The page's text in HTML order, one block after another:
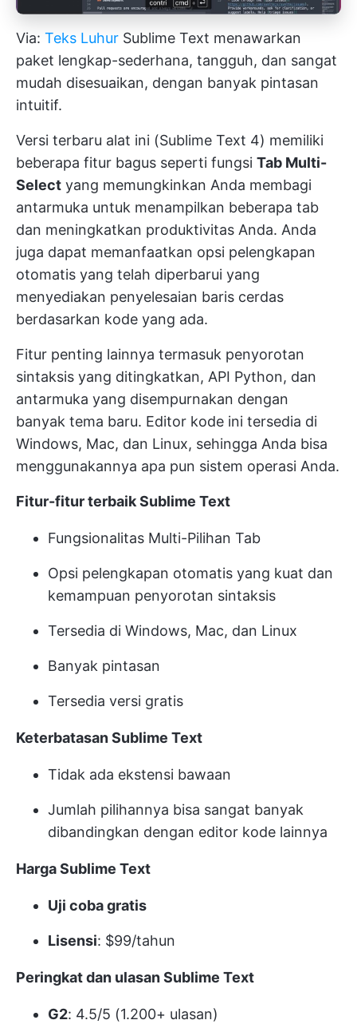
Via: Teks Luhur Sublime Text menawarkan
paket lengkap-sederhana, tangguh, dan sangat
mudah disesuaikan, dengan banyak pintasan
intuitif.
Versi terbaru alat ini (Sublime Text 4) memiliki
beberapa fitur bagus seperti fungsi Tab Multi-
Select yang memungkinkan Anda membagi
antarmuka untuk menampilkan beberapa tab
dan meningkatkan produktivitas Anda. Anda
juga dapat memanfaatkan opsi pelengkapan
otomatis yang telah diperbarui yang
menyediakan penyelesaian baris cerdas
berdasarkan kode yang ada.
Fitur penting lainnya termasuk penyorotan
sintaksis yang ditingkatkan, API Python, dan
antarmuka yang disempurnakan dengan
banyak tema baru. Editor kode ini tersedia di
Windows, Mac, dan Linux, sehingga Anda bisa
menggunakannya apa pun sistem operasi Anda.
Fitur-fitur terbaik Sublime Text
Fungsionalitas Multi-Pilihan Tab
Opsi pelengkapan otomatis yang kuat dan
kemampuan penyorotan sintaksis
Tersedia di Windows, Mac, dan Linux
Banyak pintasan
Tersedia versi gratis
Keterbatasan Sublime Text
Tidak ada ekstensi bawaan
Jumlah pilihannya bisa sangat banyak
dibandingkan dengan editor kode lainnya
Harga Sublime Text
Uji coba gratis
Lisensi: $99/tahun
Peringkat dan ulasan Sublime Text
G2: 4.5/5 (1.200+ ulasan)